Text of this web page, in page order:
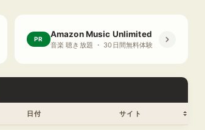
PR Amazon Music Unlimited
音楽 聴き放題 ・ 30日間無料体験
日付 サイト